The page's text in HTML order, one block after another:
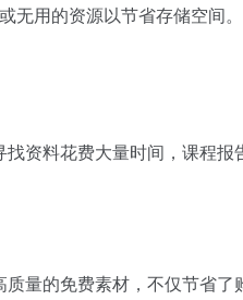
用的资源以节省存储空间。
资料花费大量时间，课程
量的免费素材，不仅节省了